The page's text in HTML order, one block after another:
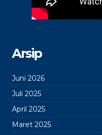
Arsip
Juni 2026
Juli 2025
April 2025
Maret 2025